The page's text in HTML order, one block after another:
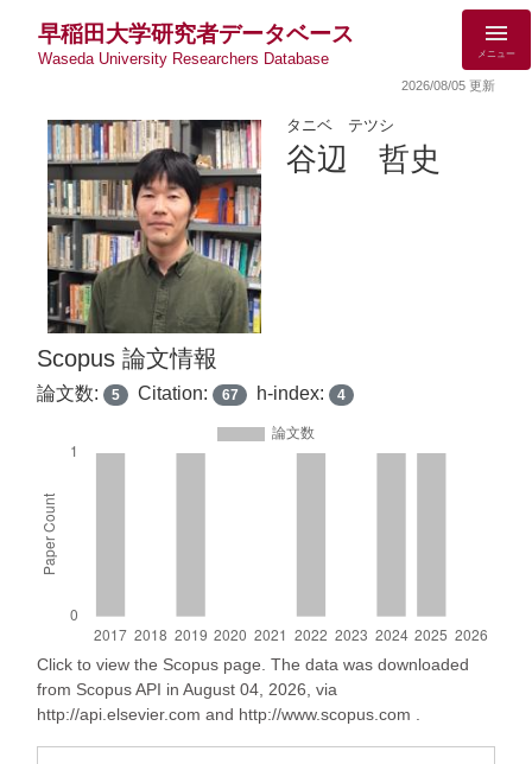
早稲田大学研究者データベース
Waseda University Researchers Database メニュー
2026/08/05 更新
タニベ テツシ
谷辺 哲史
Scopus 論文情報
論文数: 5 Citation: 67 h-index: 4
Click to view the Scopus page. The data was downloaded
from Scopus API in August 04, 2026, via
http://api.elsevier.com and http://www.scopus.com .